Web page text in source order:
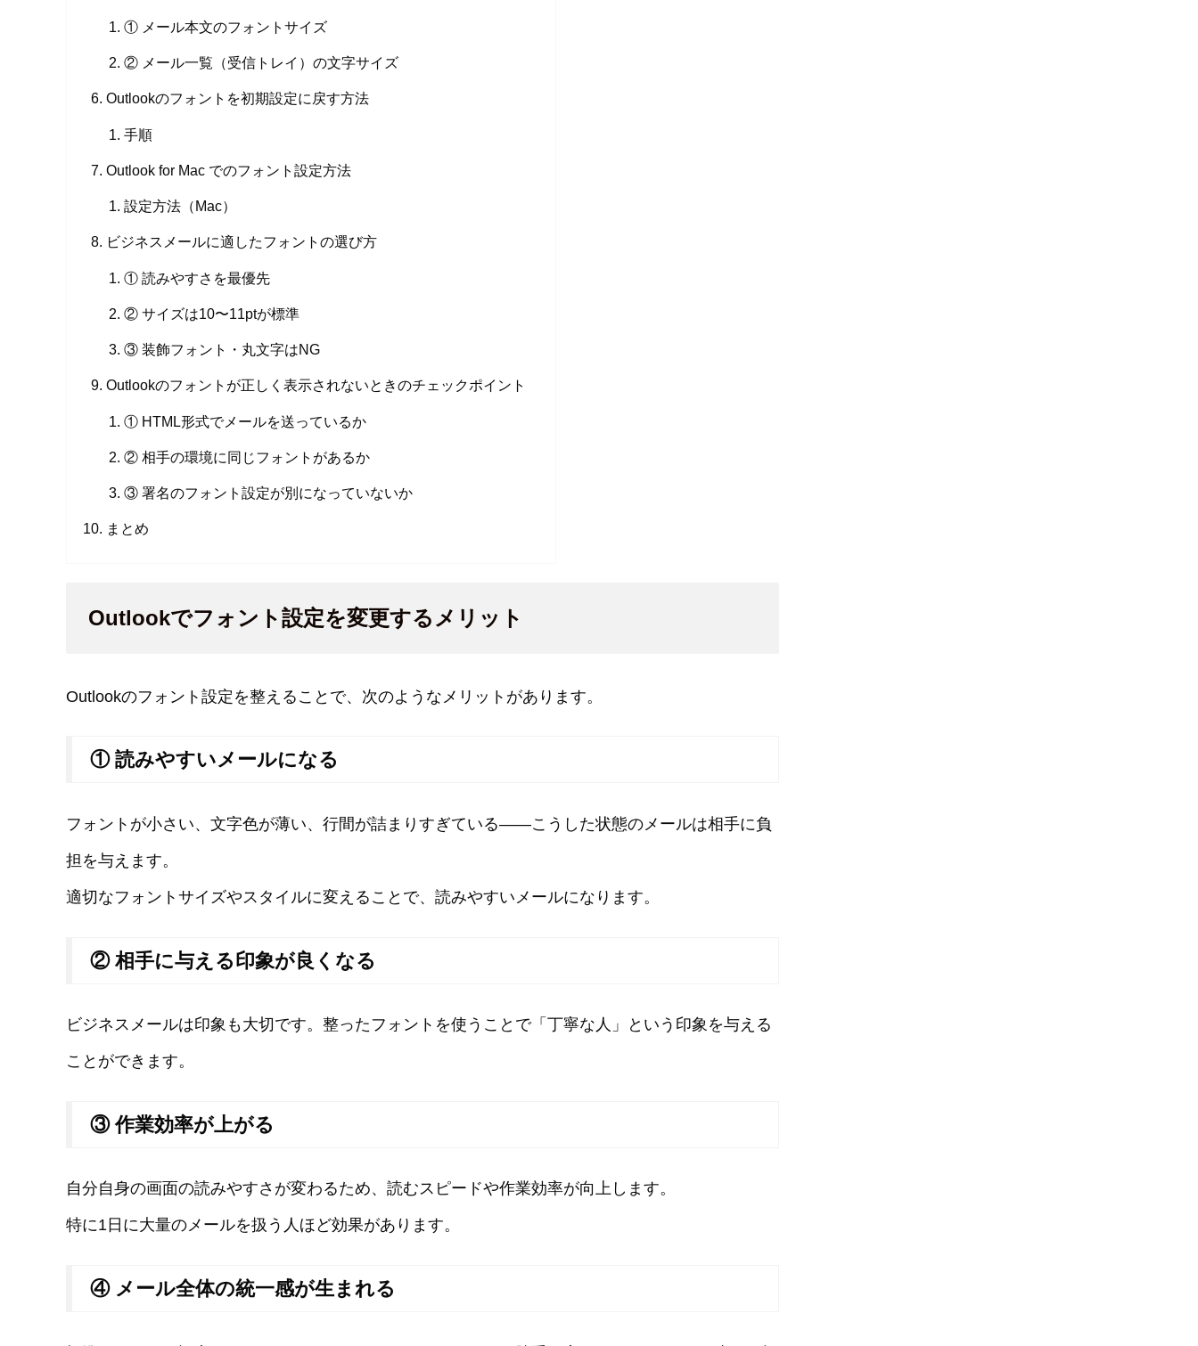
① メール本文のフォントサイズ
② メール一覧（受信トレイ）の文字サイズ
Outlookのフォントを初期設定に戻す方法
手順
Outlook for Mac でのフォント設定方法
設定方法（Mac）
ビジネスメールに適したフォントの選び方
① 読みやすさを最優先
② サイズは10〜11ptが標準
③ 装飾フォント・丸文字はNG
Outlookのフォントが正しく表示されないときのチェックポイント
① HTML形式でメールを送っているか
② 相手の環境に同じフォントがあるか
③ 署名のフォント設定が別になっていないか
まとめ
Outlookでフォント設定を変更するメリット
Outlookのフォント設定を整えることで、次のようなメリットがあります。
① 読みやすいメールになる
フォントが小さい、文字色が薄い、行間が詰まりすぎている――こうした状態のメールは相手に負
担を与えます。
適切なフォントサイズやスタイルに変えることで、読みやすいメールになります。
② 相手に与える印象が良くなる
ビジネスメールは印象も大切です。整ったフォントを使うことで「丁寧な人」という印象を与える
ことができます。
③ 作業効率が上がる
自分自身の画面の読みやすさが変わるため、読むスピードや作業効率が向上します。
特に1日に大量のメールを扱う人ほど効果があります。
④ メール全体の統一感が生まれる